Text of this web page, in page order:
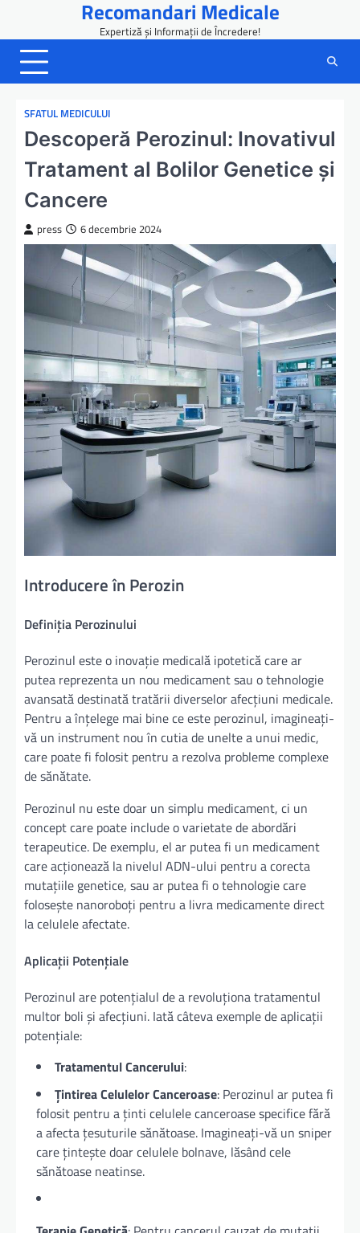
content
Recomandari Medicale
Expertiză și Informații de Încredere!
SFATUL MEDICULUI
Descoperă Perozinul: Inovativul
Tratament al Bolilor Genetice și
Cancere
press 6 decembrie 2024
Introducere în Perozin
Definiția Perozinului
Perozinul este o inovație medicală ipotetică care ar
putea reprezenta un nou medicament sau o tehnologie
avansată destinată tratării diverselor afecțiuni medicale.
Pentru a înțelege mai bine ce este perozinul, imagineați-
vă un instrument nou în cutia de unelte a unui medic,
care poate fi folosit pentru a rezolva probleme complexe
de sănătate.
Perozinul nu este doar un simplu medicament, ci un
concept care poate include o varietate de abordări
terapeutice. De exemplu, el ar putea fi un medicament
care acționează la nivelul ADN-ului pentru a corecta
mutațiile genetice, sau ar putea fi o tehnologie care
folosește nanoroboți pentru a livra medicamente direct
la celulele afectate.
Aplicații Potențiale
Perozinul are potențialul de a revoluționa tratamentul
multor boli și afecțiuni. Iată câteva exemple de aplicații
potențiale:
Tratamentul Cancerului:
Țintirea Celulelor Canceroase: Perozinul ar putea fi
folosit pentru a ținti celulele canceroase specifice fără
a afecta țesuturile sănătoase. Imagineați-vă un sniper
care țintește doar celulele bolnave, lăsând cele
sănătoase neatinse.